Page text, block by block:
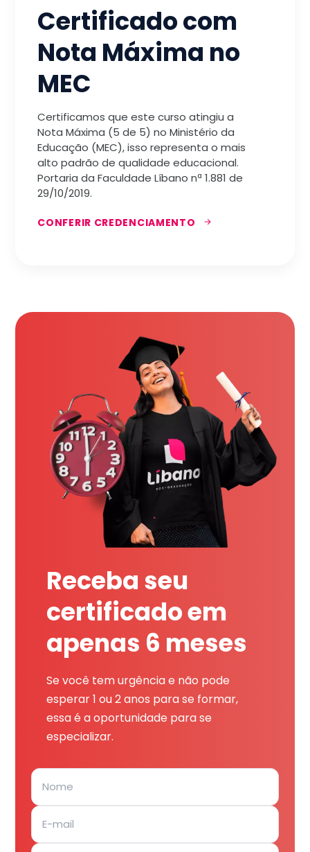
Certificado com
Nota Máxima no
MEC
Certificamos que este curso atingiu a
Nota Máxima (5 de 5) no Ministério da
Educação (MEC), isso representa o mais
alto padrão de qualidade educacional.
Portaria da Faculdade Líbano nª 1.881 de
29/10/2019.
CONFERIR CREDENCIAMENTO
Receba seu
certificado em
apenas 6 meses
Se você tem urgência e não pode
esperar 1 ou 2 anos para se formar,
essa é a oportunidade para se
especializar.